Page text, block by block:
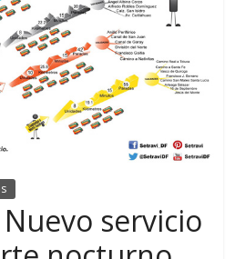
servicio